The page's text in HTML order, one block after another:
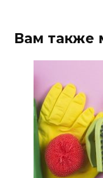
Вам также